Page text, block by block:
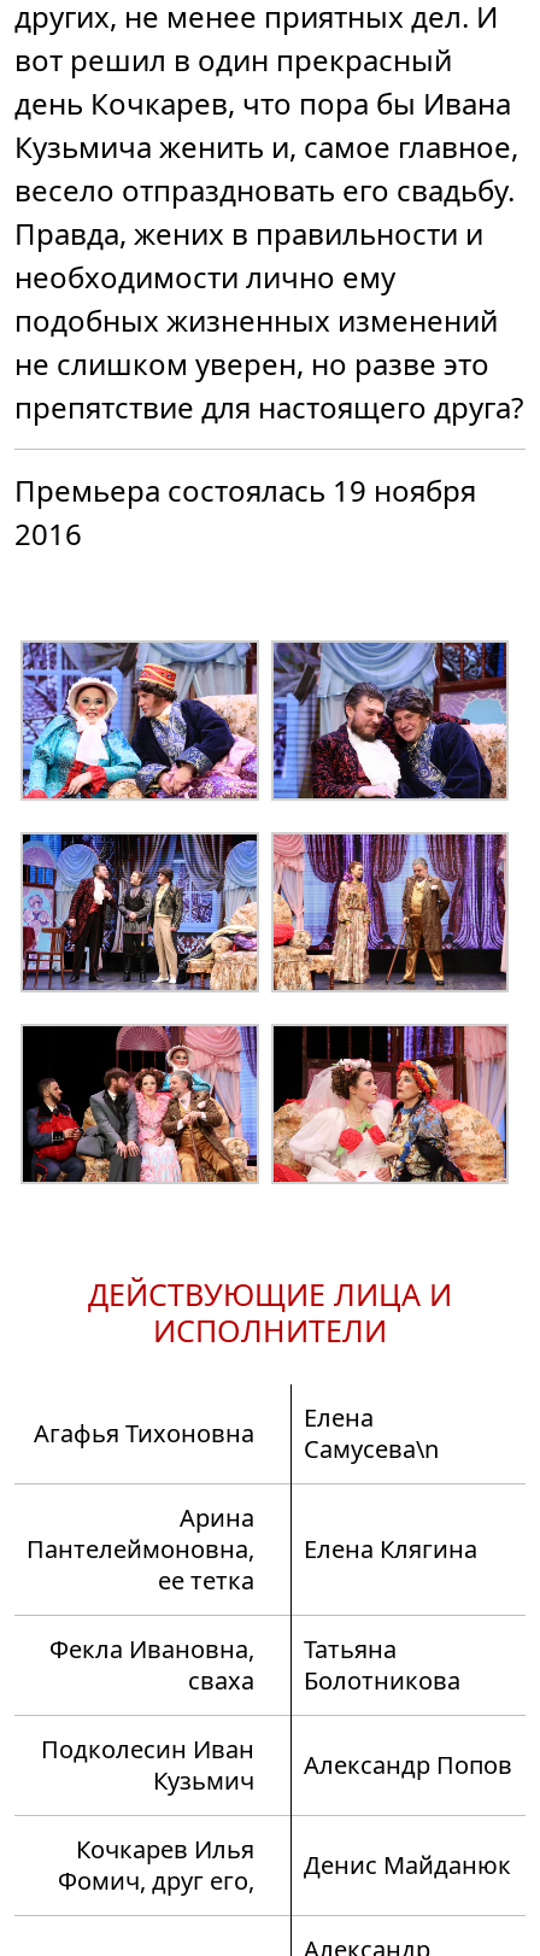
других, не менее приятных дел. И
вот решил в один прекрасный
день Кочкарев, что пора бы Ивана
Кузьмича женить и, самое главное,
весело отпраздновать его свадьбу.
Правда, жених в правильности и
необходимости лично ему
подобных жизненных изменений
не слишком уверен, но разве это
препятствие для настоящего друга?
Премьера состоялась 19 ноября
2016
ДЕЙСТВУЮЩИЕ ЛИЦА И
ИСПОЛНИТЕЛИ
Агафья Тихоновна
Елена
Самусева\n
Арина
Пантелеймоновна,
ее тетка
Елена Клягина
Фекла Ивановна,
сваха
Татьяна
Болотникова
Подколесин Иван
Кузьмич
Александр Попов
Кочкарев Илья
Фомич, друг его,
Денис Майданюк
Александр